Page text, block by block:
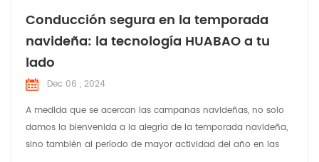
Conducción segura en la temporada
navideña: la tecnología HUABAO a tu
lado
Dec 06 , 2024
A medida que se acercan las campanas navideñas, no solo
damos la bienvenida a la alegría de la temporada navideña,
sino también al período de mayor actividad del año en las